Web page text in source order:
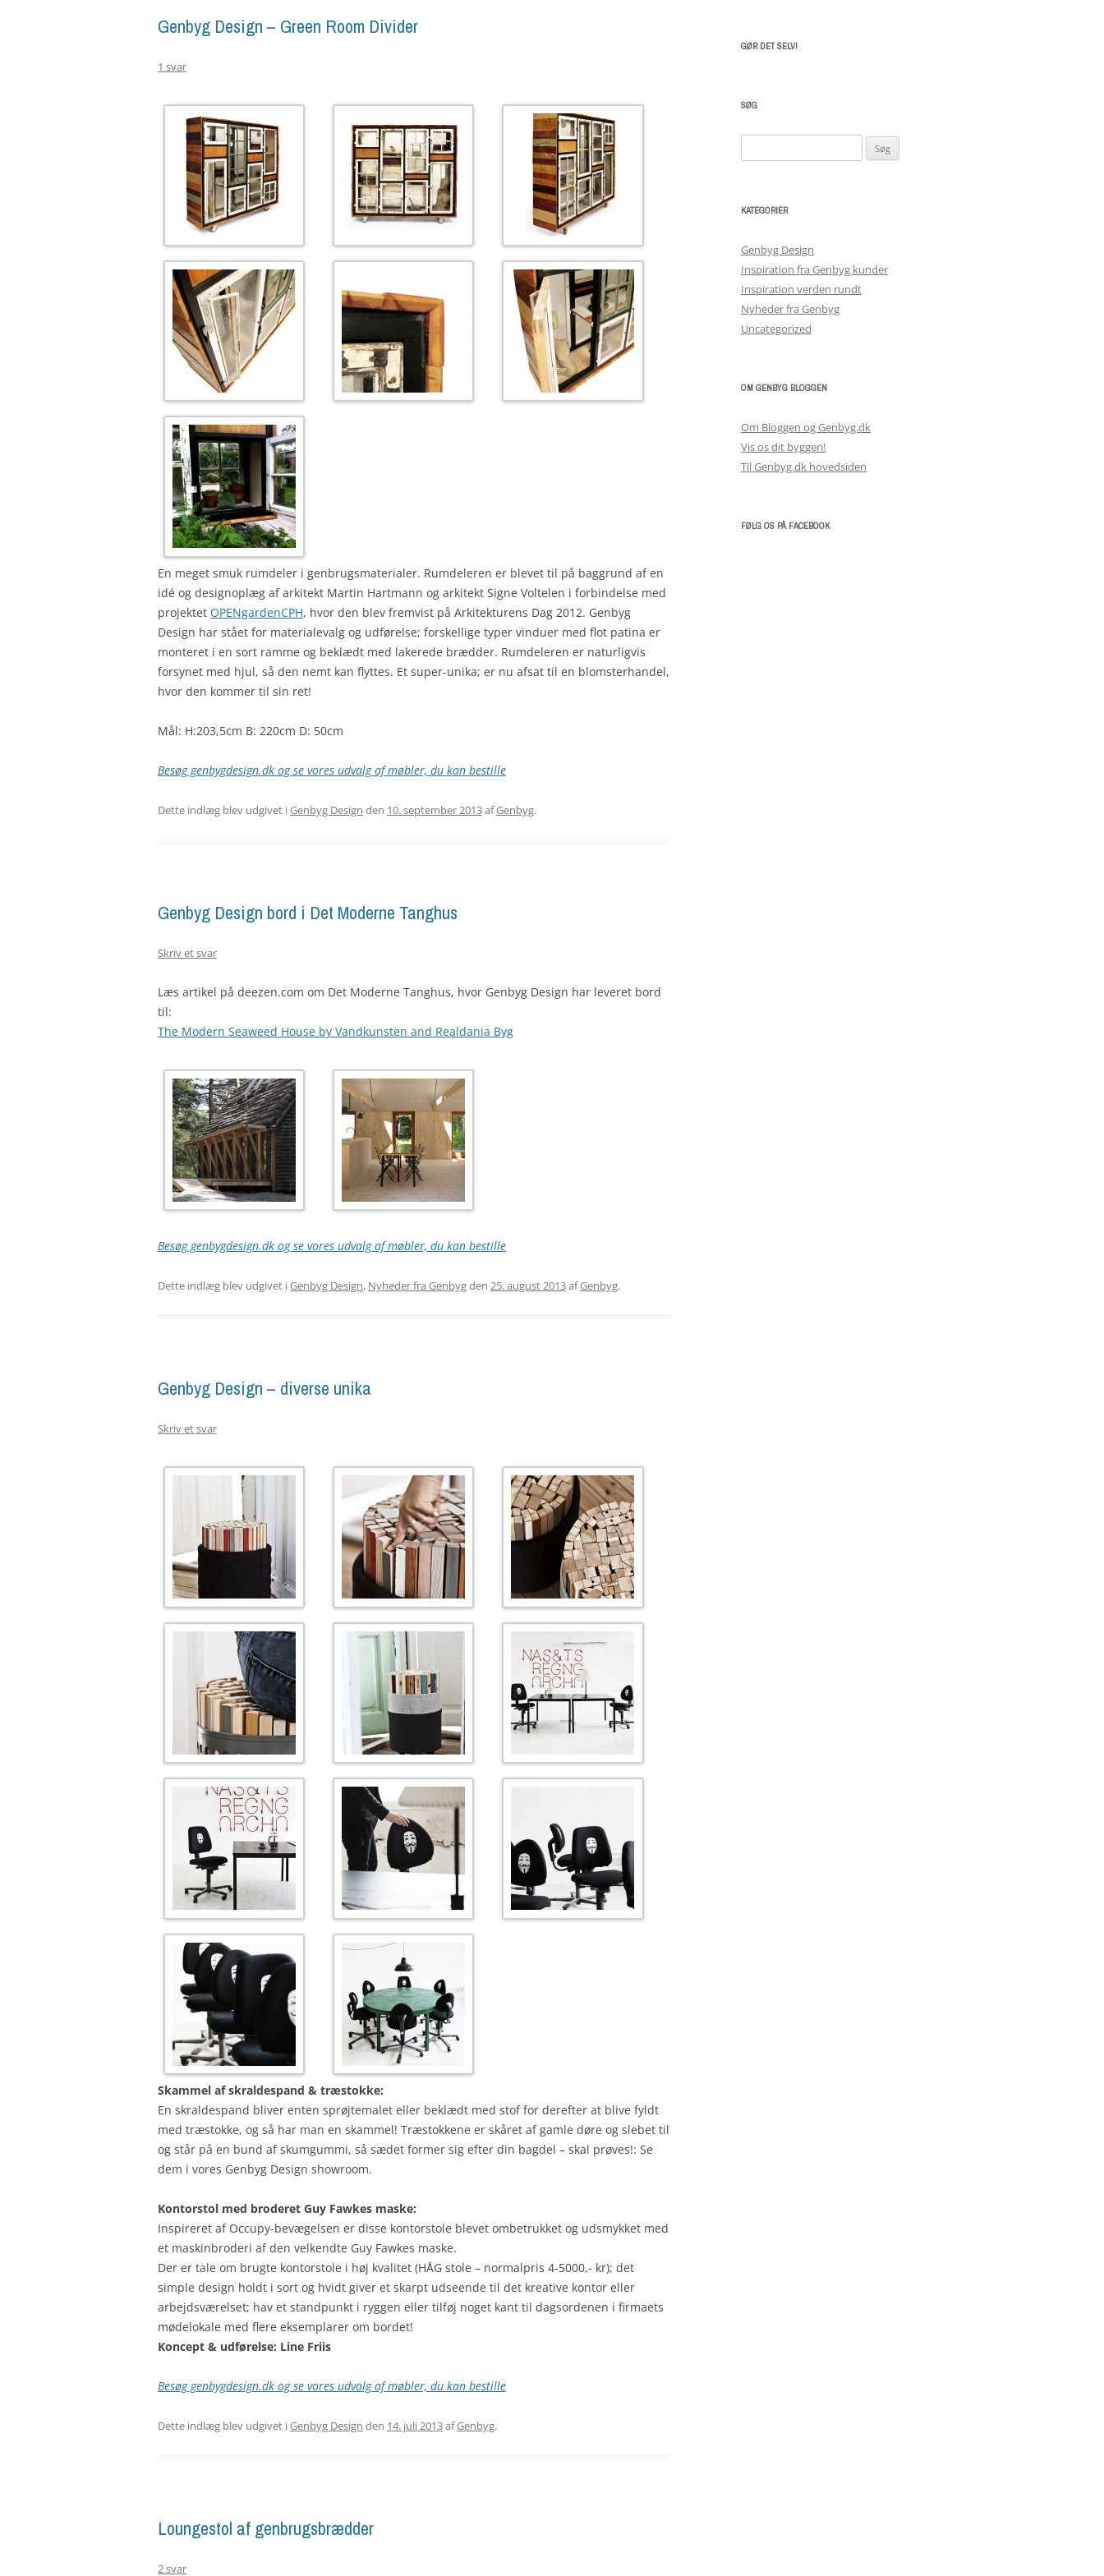
Genbyg Design – Green Room Divider
1 svar
En meget smuk rumdeler i genbrugsmaterialer. Rumdeleren er blevet til på baggrund af en
idé og designoplæg af arkitekt Martin Hartmann og arkitekt Signe Voltelen i forbindelse med
projektet OPENgardenCPH, hvor den blev fremvist på Arkitekturens Dag 2012. Genbyg
Design har stået for materialevalg og udførelse; forskellige typer vinduer med flot patina er
monteret i en sort ramme og beklædt med lakerede brædder. Rumdeleren er naturligvis
forsynet med hjul, så den nemt kan flyttes. Et super-unika; er nu afsat til en blomsterhandel,
hvor den kommer til sin ret!
Mål: H:203,5cm B: 220cm D: 50cm
Besøg genbygdesign.dk og se vores udvalg af møbler, du kan bestille
Dette indlæg blev udgivet iGenbyg Design den 10. september 2013afGenbyg.
Genbyg Design bord i Det Moderne Tanghus
Skriv et svar
Læs artikel på deezen.com om Det Moderne Tanghus, hvor Genbyg Design har leveret bord
til:
The Modern Seaweed House by Vandkunsten and Realdania Byg
Besøg genbygdesign.dk og se vores udvalg af møbler, du kan bestille
Dette indlæg blev udgivet iGenbyg Design, Nyheder fra Genbygden 25. august 2013afGenbyg.
Genbyg Design – diverse unika
Skriv et svar
Skammel af skraldespand & træstokke:
En skraldespand bliver enten sprøjtemalet eller beklædt med stof for derefter at blive fyldt
med træstokke, og så har man en skammel! Træstokkene er skåret af gamle døre og slebet til
og står på en bund af skumgummi, så sædet former sig efter din bagdel – skal prøves!: Se
dem i vores Genbyg Design showroom.
Kontorstol med broderet Guy Fawkes maske:
Inspireret af Occupy-bevægelsen er disse kontorstole blevet ombetrukket og udsmykket med
et maskinbroderi af den velkendte Guy Fawkes maske.
Der er tale om brugte kontorstole i høj kvalitet (HÅG stole – normalpris 4-5000,- kr); det
simple design holdt i sort og hvidt giver et skarpt udseende til det kreative kontor eller
arbejdsværelset; hav et standpunkt i ryggen eller tilføj noget kant til dagsordenen i firmaets
mødelokale med flere eksemplarer om bordet!
Koncept & udførelse: Line Friis
Besøg genbygdesign.dk og se vores udvalg af møbler, du kan bestille
Dette indlæg blev udgivet iGenbyg Design den 14. juli 2013afGenbyg.
Loungestol af genbrugsbrædder
2 svar
GØR DET SELV!
SØG
efter:
KATEGORIER
Genbyg Design
Inspiration fra Genbyg kunder
Inspiration verden rundt
Nyheder fra Genbyg
Uncategorized
OM GENBYG BLOGGEN
Om Bloggen og Genbyg.dk
Vis os dit byggeri!
Til Genbyg.dk hovedsiden
FØLG OS PÅ FACEBOOK